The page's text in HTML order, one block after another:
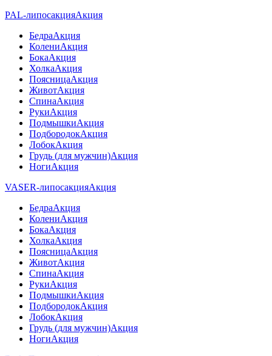
PAL-липосакцияАкция
БедраАкция
КолениАкция
БокаАкция
ХолкаАкция
ПоясницаАкция
ЖивотАкция
СпинаАкция
РукиАкция
ПодмышкиАкция
ПодбородокАкция
ЛобокАкция
Грудь (для мужчин)Акция
НогиАкция
VASER-липосакцияАкция
БедраАкция
КолениАкция
БокаАкция
ХолкаАкция
ПоясницаАкция
ЖивотАкция
СпинаАкция
РукиАкция
ПодмышкиАкция
ПодбородокАкция
ЛобокАкция
Грудь (для мужчин)Акция
НогиАкция